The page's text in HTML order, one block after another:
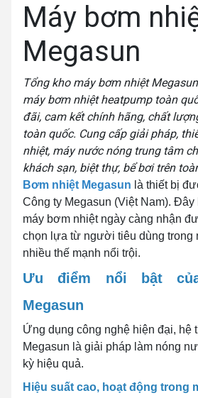
Máy bơm
Megasun
Tổng kho máy bơm nhiệt
máy bơm nhiệt heatpump toàn
đãi, cam kết chính hãng, chất
toàn quốc. Cung cấp giải pháp,
nhiệt, máy nước nóng trung tâm
khách sạn, biệt thự, bể bơi trên
Bơm nhiệt Megasun là thiết bị
Công ty Megasun (Việt Nam).
máy bơm nhiệt ngày càng nhận
chọn lựa từ người tiêu dùng
nhiều thế mạnh nổi trội.
Ưu điểm nổi bật
Megasun
Ứng dụng công nghệ hiện đại, hệ
Megasun là giải pháp làm nóng
kỳ hiệu quả.
Hiệu suất cao, hoạt động trong